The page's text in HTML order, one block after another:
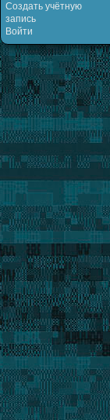
Создать учётную
запись
Войти